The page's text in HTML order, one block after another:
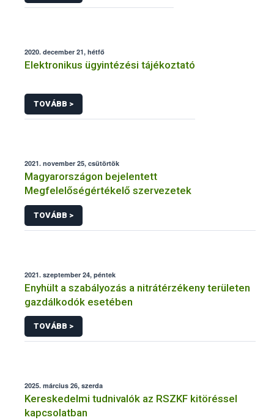
2020. december 21, hétfő
Elektronikus ügyintézési tájékoztató
TOVÁBB >
2021. november 25, csütörtök
Magyarországon bejelentett
Megfelelőségértékelő szervezetek
TOVÁBB >
2021. szeptember 24, péntek
Enyhült a szabályozás a nitrátérzékeny területen
gazdálkodók esetében
TOVÁBB >
2025. március 26, szerda
Kereskedelmi tudnivalók az RSZKF kitöréssel
kapcsolatban